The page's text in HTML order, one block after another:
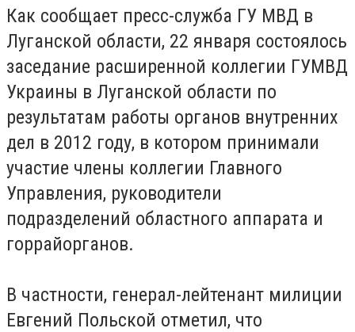
Как сообщает пресс-служба ГУ МВД в
Луганской области, 22 января состоялось
заседание расширенной коллегии ГУМВД
Украины в Луганской области по
результатам работы органов внутренних
дел в 2012 году, в котором принимали
участие члены коллегии Главного
Управления, руководители
подразделений областного аппарата и
горрайорганов.
В частности, генерал-лейтенант милиции
Евгений Польской отметил, что